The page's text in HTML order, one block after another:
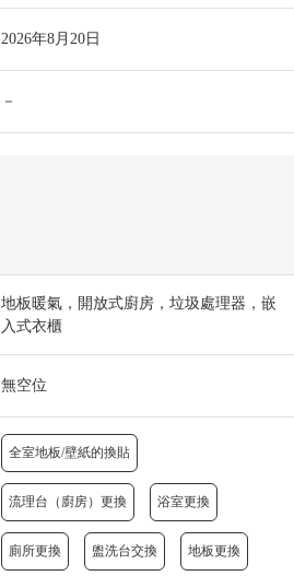
2026年8月20日
－
地板暖氣，開放式廚房，垃圾處理器，嵌
入式衣櫃
無空位
全室地板/壁紙的換貼
流理台（廚房）更換 浴室更換
廁所更換 盥洗台交換 地板更換